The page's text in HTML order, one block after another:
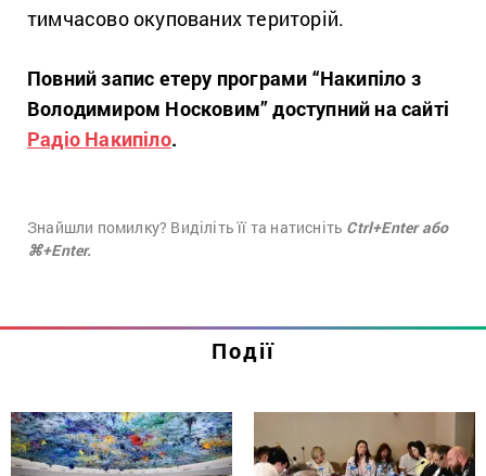
тимчасово окупованих територій.
Повний запис етеру програми “Накипіло з
Володимиром Носковим” доступний на сайті
Радіо Накипіло.
Знайшли помилку? Виділіть її та натисніть Ctrl+Enter або
⌘+Enter.
Події